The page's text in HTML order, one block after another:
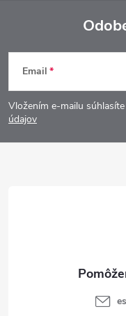
Z
á
p
Email
Vložením e-mailu
údajov